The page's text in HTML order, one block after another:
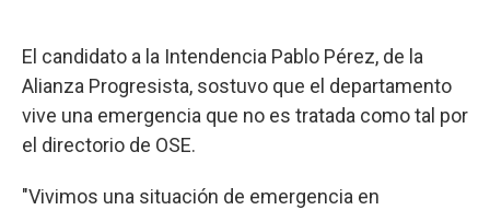
El candidato a la Intendencia Pablo Pérez, de la
Alianza Progresista, sostuvo que el departamento
vive una emergencia que no es tratada como tal por
el directorio de OSE.
"Vivimos una situación de emergencia en